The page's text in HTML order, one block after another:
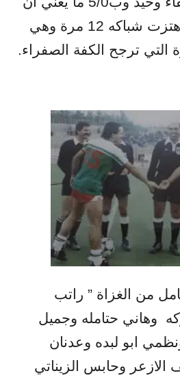
اهدافه وصلت 11 واهتزت شباكه 12 مرة وهي
التي ترجح الكفة الصفراء.
من الغزاة ” راتب
وهاني حتامله وجميل
ابو لبده وعدنان
وحابس الزيناتي